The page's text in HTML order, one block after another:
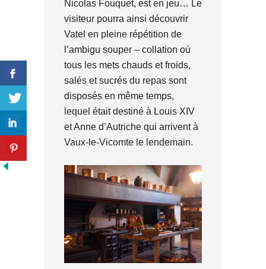
Nicolas Fouquet, est en jeu… Le
visiteur pourra ainsi découvrir
Vatel en pleine répétition de
l’ambigu souper – collation où
tous les mets chauds et froids,
salés et sucrés du repas sont
disposés en même temps,
lequel était destiné à Louis XIV
et Anne d’Autriche qui arrivent à
Vaux-le-Vicomte le lendemain.